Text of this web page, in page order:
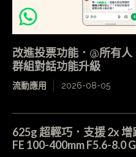
改進投票功能．@所有
群組對話功能升級
流動應用 2026-08-05
625g 超輕巧．支援 2x
FE 100-400mm F5.6-8.0